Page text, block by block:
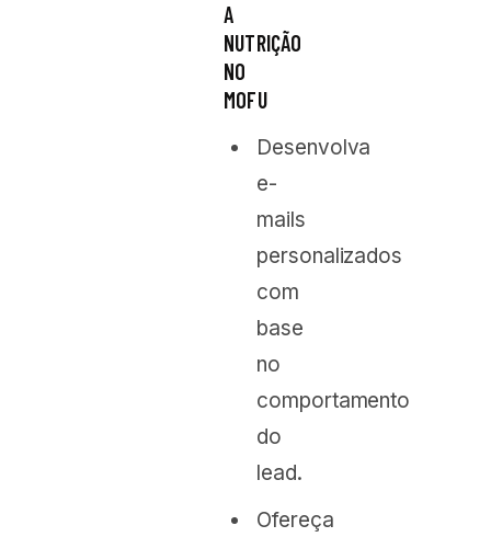
A
NUTRIÇÃO
NO
MOFU
Desenvolva
e-
mails
personalizados
com
base
no
comportamento
do
lead.
Ofereça